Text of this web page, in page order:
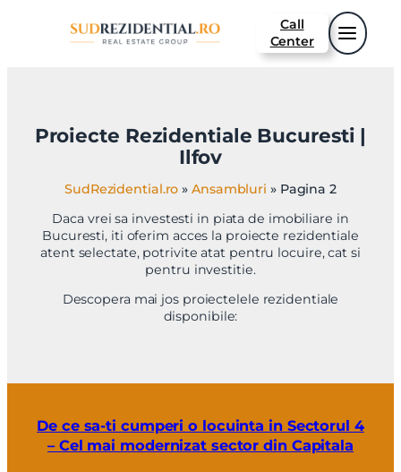
Call
Center
Proiecte Rezidentiale Bucuresti |
Ilfov
SudRezidential.ro »Ansambluri » Pagina 2
Daca vrei sa investesti in piata de imobiliare in
Bucuresti, iti oferim acces la proiecte rezidentiale
atent selectate, potrivite atat pentru locuire, cat si
pentru investitie.
Descopera mai jos proiectelele rezidentiale
disponibile:
De ce sa-ti cumperi o locuinta in Sectorul 4
– Cel mai modernizat sector din Capitala